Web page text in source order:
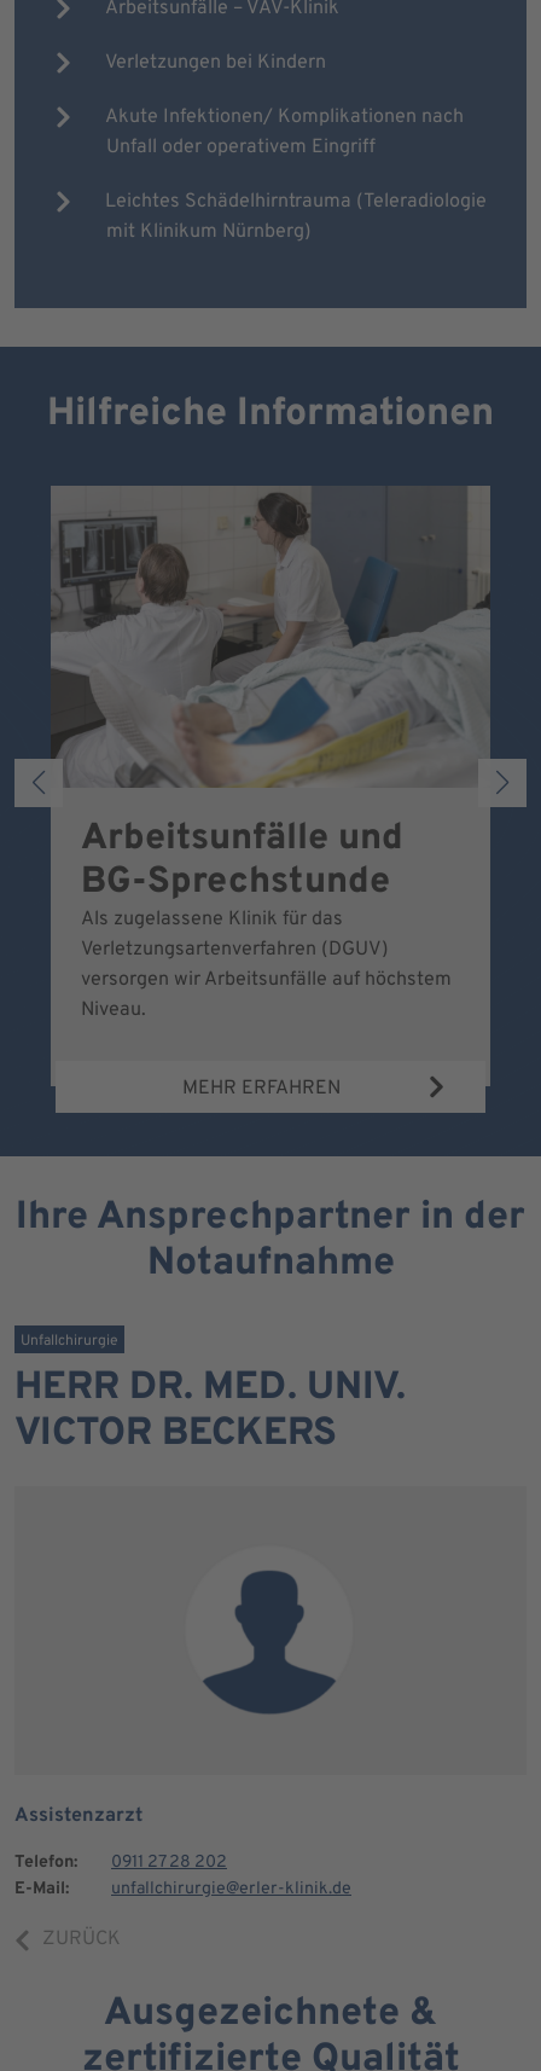
Arbeitsunfälle – VAV-Klinik
Verletzungen bei Kindern
Akute Infektionen/ Komplikationen nach
Unfall oder operativem Eingriff
Leichtes Schädelhirntrauma (Teleradiologie
mit Klinikum Nürnberg)
Hilfreiche Informationen
Arbeitsunfälle und
BG-Sprechstunde
Als zugelassene Klinik für das
Verletzungsartenverfahren (DGUV)
versorgen wir Arbeitsunfälle auf höchstem
Niveau.
MEHR ERFAHREN
Ihre Ansprechpartner in der
Notaufnahme
Unfallchirurgie
HERR DR. MED. UNIV.
VICTOR BECKERS
Assistenzarzt
Telefon:
0911 27 28 202
E-Mail:
unfallchirurgie@erler-klinik.de
ZURÜCK
Ausgezeichnete &
zertifizierte Qualität